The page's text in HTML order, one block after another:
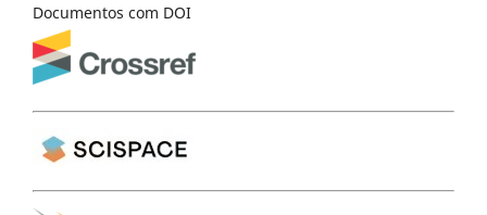
Documentos com DOI